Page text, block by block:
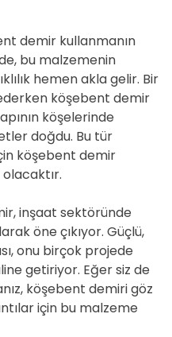
demir kullanmanın
bu malzemenin
hemen akla gelir. Bir
köşebent demir
köşelerinde
doğdu. Bu tür
köşebent demir
inşaat sektöründe
öne çıkıyor. Güçlü,
onu birçok projede
getiriyor. Eğer siz de
köşebent demiri göz
için bu malzeme